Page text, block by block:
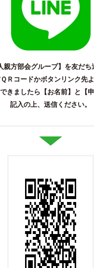
親方部会グループ】を友だち
Ｒコードかボタンリンク先
きましたら【お名前】と【
記入の上、送信ください。